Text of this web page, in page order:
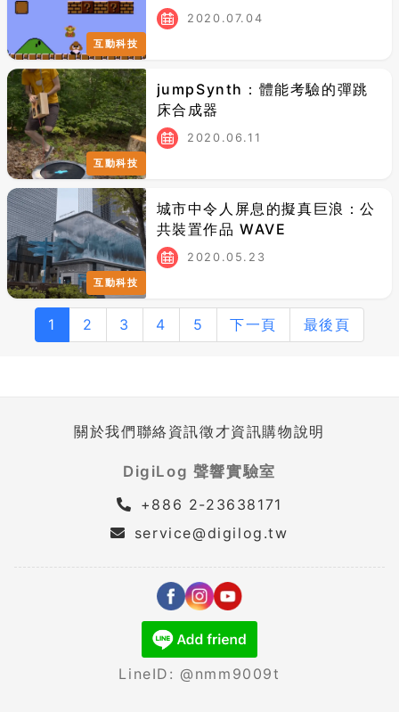
互動科技
2020.07.04
互動科技
jumpSynth：體能考驗的彈跳
床合成器
2020.06.11
互動科技
城市中令人屏息的擬真巨浪：公
共裝置作品 WAVE
2020.05.23
1 2 3 4 5 下一頁 最後頁
關於我們聯絡資訊徵才資訊購物說明
DigiLog 聲響實驗室
+886 2-23638171
service@digilog.tw
LineID: @nmm9009t